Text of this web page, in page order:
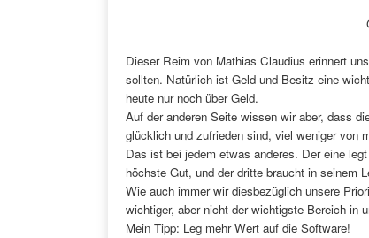
Dieser Reim von Mathias Claudius erinnert
sollten. Natürlich ist Geld und Besitz eine
heute nur noch über Geld.
Auf der anderen Seite wissen wir aber, dass
glücklich und zufrieden sind, viel weniger von
Das ist bei jedem etwas anderes. Der eine
höchste Gut, und der dritte braucht in seinem
Wie auch immer wir diesbezüglich unsere
wichtiger, aber nicht der wichtigste Bereich in
Mein Tipp: Leg mehr Wert auf die Software!